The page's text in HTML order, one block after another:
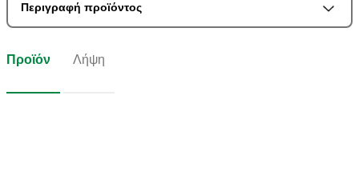
Περιγραφή προϊόντος
Προϊόν Λήψη